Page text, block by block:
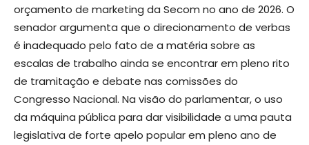
orçamento de marketing da Secom no ano de 2026. O
senador argumenta que o direcionamento de verbas
é inadequado pelo fato de a matéria sobre as
escalas de trabalho ainda se encontrar em pleno rito
de tramitação e debate nas comissões do
Congresso Nacional. Na visão do parlamentar, o uso
da máquina pública para dar visibilidade a uma pauta
legislativa de forte apelo popular em pleno ano de